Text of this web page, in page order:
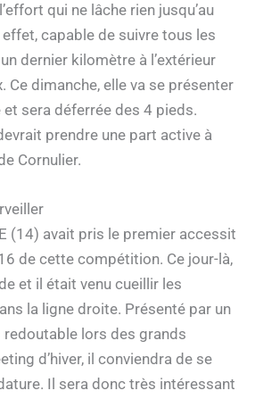
qui ne lâche rien jusqu’au
capable de suivre tous les
dernier kilomètre à l’extérieur
Ce dimanche, elle va se présenter
sera déferrée des 4 pieds.
prendre une part active à
Cornulier.
(14) avait pris le premier accessit
de cette compétition. Ce jour-là,
et il était venu cueillir les
la ligne droite. Présenté par un
lors des grands
d’hiver, il conviendra de se
Il sera donc très intéressant